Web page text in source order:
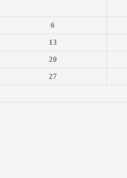
6
13
20
27